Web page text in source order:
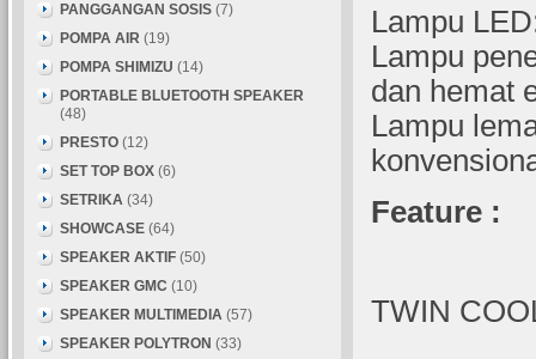
Lampu
Lampu
dan hemat
Lampu
Feature :
TWIN
PANGGANGAN SOSIS (7)
POMPA AIR (19)
POMPA SHIMIZU (14)
PORTABLE BLUETOOTH SPEAKER
(48)
PRESTO (12)
SET TOP BOX (6)
SETRIKA (34)
SHOWCASE (64)
SPEAKER AKTIF (50)
SPEAKER GMC (10)
SPEAKER MULTIMEDIA (57)
SPEAKER POLYTRON (33)